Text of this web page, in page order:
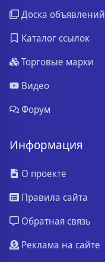
Доска объявлений
Каталог ссылок
Торговые марки
Видео
Форум
Информация
О проекте
Правила сайта
Обратная связь
Реклама на сайте